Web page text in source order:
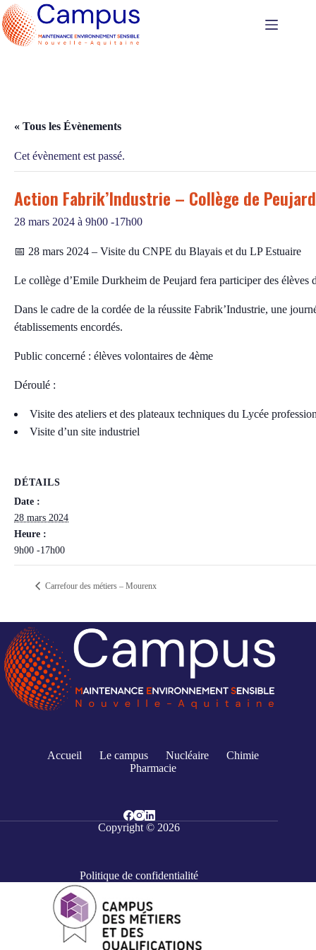
Passer
au
contenu
« Tous les Évènements
Cet évènement est passé.
Action Fabrik’Industrie – Collège de Peujard
28 mars 2024 à 9h00 -17h00
📅 28 mars 2024 – Visite du CNPE du Blayais et du LP Estuaire
Le collège d’Emile Durkheim de Peujard fera participer des élèves
Dans le cadre de la cordée de la réussite Fabrik’Industrie, une
établissements encordés.
Public concerné : élèves volontaires de 4ème
Déroulé :
Visite des ateliers et des plateaux techniques du Lycée
Visite d’un site industriel
DÉTAILS
Date :
28 mars 2024
Heure :
9h00 -17h00
Carrefour des métiers – Mourenx
Accueil Le campus Nucléaire
Chimie
Pharmacie
Copyright © 2026
Politique de confidentialité